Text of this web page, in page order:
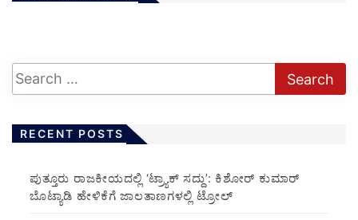
RECENT POSTS
ಪುತ್ತೂರು ರಾಜಕೀಯದಲ್ಲಿ ‘ಟ್ರ್ಯಾಕ್ ಸದ್ದು’: ಕಿಶೋರ್ ಕುಮಾರ್
ಬೊಟ್ಯಾಡಿ ಹೇಳಿಕೆಗೆ ಜಾಲತಾಣಗಳಲ್ಲಿ ಟ್ರೋಲ್